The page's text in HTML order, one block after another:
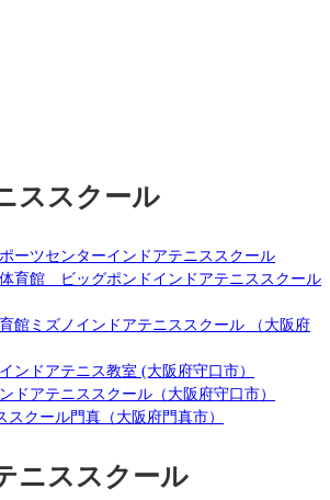
ススクール
ーツセンターインドアテニススクール
育館 ビッグポンドインドアテニススクール
館ミズノインドアテニススクール （大阪府
ンドアテニス教室 (大阪府守口市）
ドアテニススクール（大阪府守口市）
スクール門真（大阪府門真市）
テニススクール